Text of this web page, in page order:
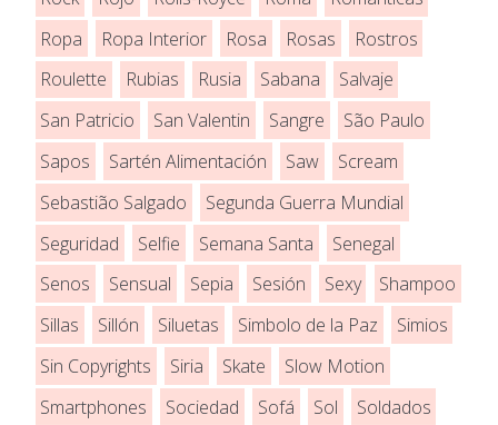
Ropa
Ropa Interior Rosa Rosas
Rostros
Roulette
Rubias Rusia Sabana
Salvaje
San Patricio
San Valentin Sangre
São Paulo
Sapos
Sartén Alimentación Saw
Scream
Sebastião Salgado
Segunda Guerra Mundial
Seguridad
Selfie Semana Santa
Senegal
Senos
Sensual Sepia Sesión Sexy
Shampoo
Sillas
Sillón Siluetas Simbolo de la Paz
Simios
Sin Copyrights
Siria Skate
Slow Motion
Smartphones
Sociedad Sofá Sol
Soldados